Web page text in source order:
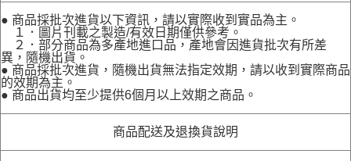
● 商品採批次進貨以下資訊，請以實際收到實品為主。
１．圖片刊載之製造/有效日期僅供參考。
２．部分商品為多產地進口品，產地會因進貨批次有所差
異，隨機出貨。
● 商品採批次進貨，隨機出貨無法指定效期，請以收到實際商品
的效期為主。
● 商品出貨均至少提供6個月以上效期之商品。
商品配送及退換貨說明